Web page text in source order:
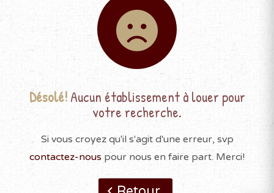
Désolé!Aucun établissement à louer pour
votre recherche.
Si vous croyez qu'il s'agit d'une erreur, svp
contactez-nous pour nous en faire part. Merci!